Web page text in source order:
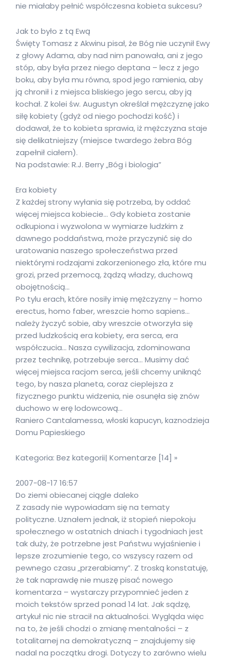
nie miałaby pełnić współczesna kobieta sukcesu?
Jak to było z tą Ewą
Święty Tomasz z Akwinu pisał, że Bóg nie uczynił Ewy
z głowy Adama, aby nad nim panowała, ani z jego
stóp, aby była przez niego deptana – lecz z jego
boku, aby była mu równa, spod jego ramienia, aby
ją chronił i z miejsca bliskiego jego sercu, aby ją
kochał. Z kolei św. Augustyn określał mężczyznę jako
siłę kobiety (gdyż od niego pochodzi kość) i
dodawał, że to kobieta sprawia, iż mężczyzna staje
się delikatniejszy (miejsce twardego żebra Bóg
zapełnił ciałem).
Na podstawie: R.J. Berry „Bóg i biologia”
Era kobiety
Z każdej strony wyłania się potrzeba, by oddać
więcej miejsca kobiecie… Gdy kobieta zostanie
odkupiona i wyzwolona w wymiarze ludzkim z
dawnego poddaństwa, może przyczynić się do
uratowania naszego społeczeństwa przed
niektórymi rodzajami zakorzenionego zła, które mu
grozi, przed przemocą, żądzą władzy, duchową
obojętnością…
Po tylu erach, które nosiły imię mężczyzny – homo
erectus, homo faber, wreszcie homo sapiens…
należy życzyć sobie, aby wreszcie otworzyła się
przed ludzkością era kobiety, era serca, era
współczucia… Nasza cywilizacja, zdominowana
przez technikę, potrzebuje serca… Musimy dać
więcej miejsca racjom serca, jeśli chcemy uniknąć
tego, by nasza planeta, coraz cieplejsza z
fizycznego punktu widzenia, nie osunęła się znów
duchowo w erę lodowcową…
Raniero Cantalamessa, włoski kapucyn, kaznodzieja
Domu Papieskiego
Kategoria: Bez kategorii| Komentarze [14] »
2007-08-17 16:57
Do ziemi obiecanej ciągle daleko
Z zasady nie wypowiadam się na tematy
polityczne. Uznałem jednak, iż stopień niepokoju
społecznego w ostatnich dniach i tygodniach jest
tak duży, że potrzebne jest Państwu wyjaśnienie i
lepsze zrozumienie tego, co wszyscy razem od
pewnego czasu „przerabiamy”. Z troską konstatuję,
że tak naprawdę nie muszę pisać nowego
komentarza – wystarczy przypomnieć jeden z
moich tekstów sprzed ponad 14 lat. Jak sądzę,
artykuł nic nie stracił na aktualności. Wygląda więc
na to, że jeśli chodzi o zmianę mentalności – z
totalitarnej na demokratyczną – znajdujemy się
nadal na początku drogi. Dotyczy to zarówno wielu